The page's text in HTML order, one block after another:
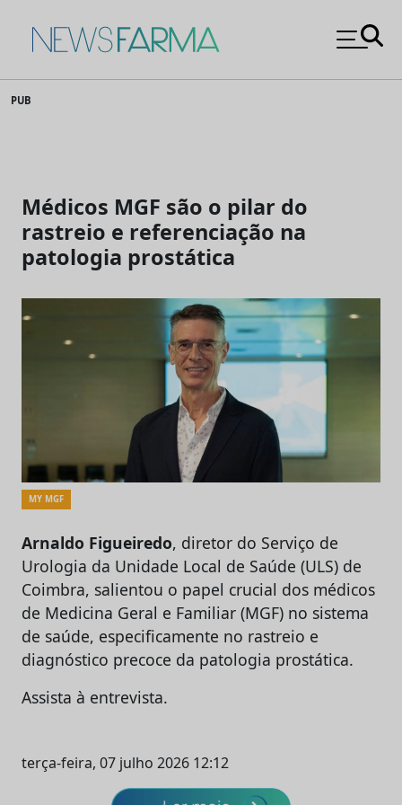
to
News Farma
PUB
Médicos MGF são o pilar do
rastreio e referenciação na
patologia prostática
MY MGF
Arnaldo Figueiredo, diretor do Serviço de
Urologia da Unidade Local de Saúde (ULS) de
Coimbra, salientou o papel crucial dos médicos
de Medicina Geral e Familiar (MGF) no sistema
de saúde, especificamente no rastreio e
diagnóstico precoce da patologia prostática.
Assista à entrevista.
terça-feira, 07 julho 2026 12:12